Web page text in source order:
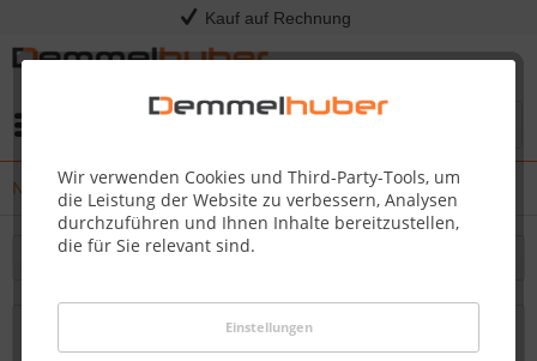
Kauf auf Rechnung
Wir verwenden Cookies und Third-Party-Tools, um
die Leistung der Website zu verbessern, Analysen
durchzuführen und Ihnen Inhalte bereitzustellen,
die für Sie relevant sind.
Einstellungen
News
Filtern
Innentüren kaufen: Qualität und Design